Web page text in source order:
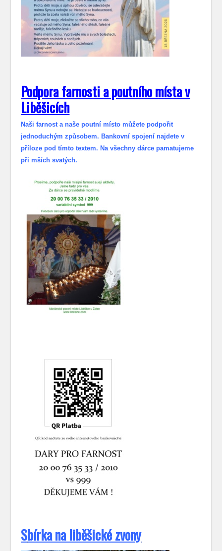
Podpora farnosti a poutního místa v
Liběšicích
Naši farnost a naše poutní místo můžete podpořit
jednoduchým způsobem. Bankovní spojení najdete v
příloze pod tímto textem. Na všechny dárce pamatujeme
při mších svatých.
Sbírka na liběšické zvony